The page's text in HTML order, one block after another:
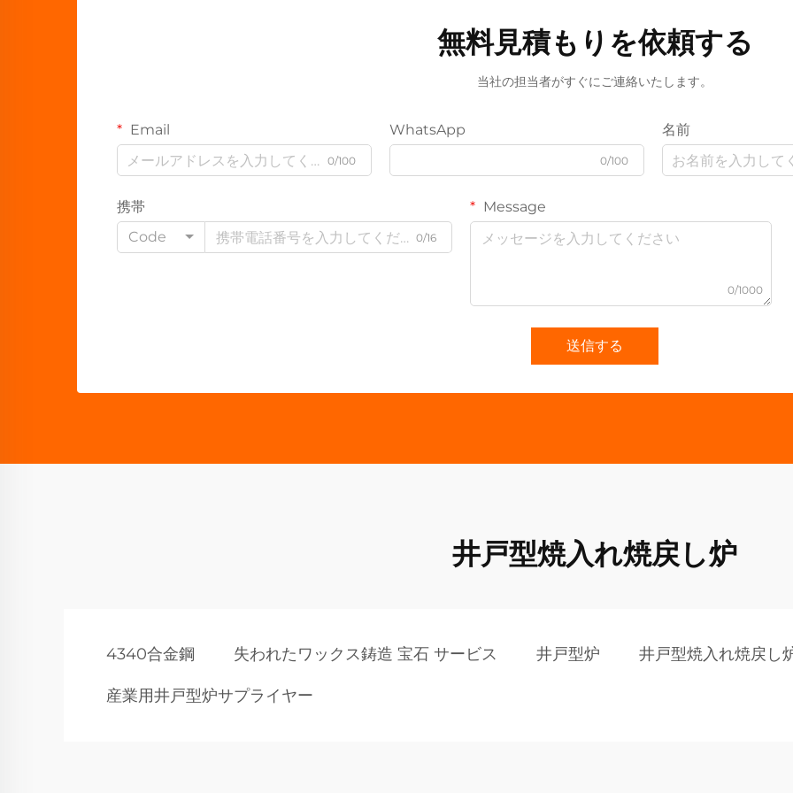
無料見積もりを依頼する
当社の担当者がすぐにご連絡いたします。
Email
0/100
WhatsApp
0/100
名前
携帯
Code
0/16
Message
0/1000
送信する
井戸型焼入れ焼戻し炉
4340合金鋼 失われたワックス鋳造 宝石 サービス 井戸型炉 井戸型焼入れ焼戻し
産業用井戸型炉サプライヤー